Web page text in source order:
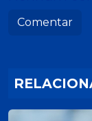
Comentar